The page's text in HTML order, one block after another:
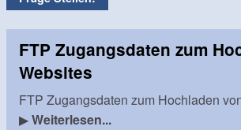
FTP Zugangsdaten zum
Websites
FTP Zugangsdaten zum Hochladen
▶Weiterlesen...